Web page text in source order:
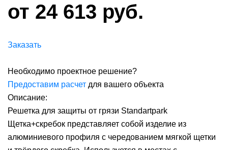
от 24 613 руб.
Заказать
Необходимо проектное решение?
Предоставим расчет для вашего объекта
Описание:
Решетка для защиты от грязи Standartpark
Щетка+скребок представляет собой изделие из
алюминиевого профиля с чередованием мягкой щетки